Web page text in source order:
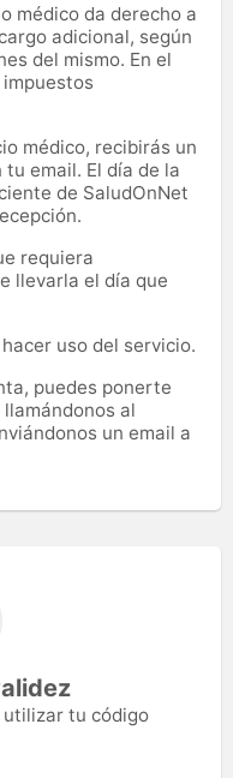
médico da derecho a
adicional, según
del mismo. En el
médico, recibirás un
email. El día de la
de SaludOnNet
requiera
llevarla el día que
uso del servicio.
puedes ponerte
al
un email a
utilizar tu código